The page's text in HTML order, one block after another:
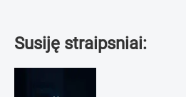
Susiję straipsniai: